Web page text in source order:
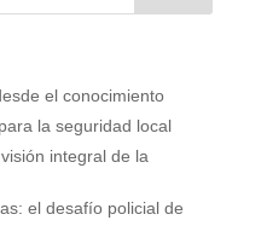
el conocimiento
la seguridad local
integral de la
el desafío policial de